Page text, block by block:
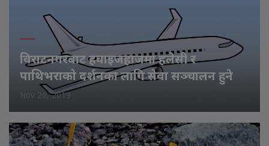
विराटनगरबाट हवाइजहाजमा हलेसी र
पाथिभराको दर्शनका लागि सेवा सञ्चालन हुने
Nov 26, 2019